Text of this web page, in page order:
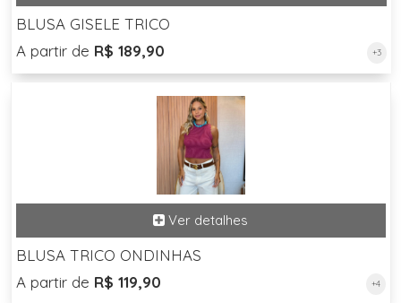
BLUSA GISELE TRICO
A partir de R$ 189,90 +3
BLUSA TRICO ONDINHAS
A partir de R$ 119,90 +4